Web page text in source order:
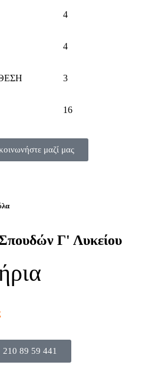
4
4
3
16
μαζί μας
Γ' Λυκείου
210 89 59 441